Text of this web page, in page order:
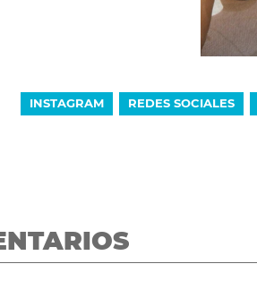
INSTAGRAM REDES SOCIALES